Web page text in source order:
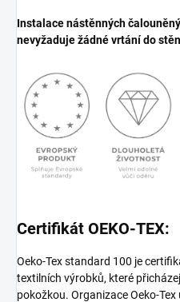
Instalace nástěnných
nevyžaduje žádné vrtání do
Certifikát OEKO-TEX:
Oeko-Tex standard 100 je
textilních výrobků, které
pokožkou. Organizace Oeko-